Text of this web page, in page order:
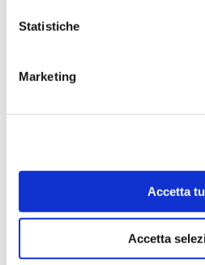
Statistiche
Marketing
Accetta
Accetta
Quando un’azienda si
flussi di cassa, spesso si affida
molto diversi: dai classici fogli
stratificati, fino a sistemi più